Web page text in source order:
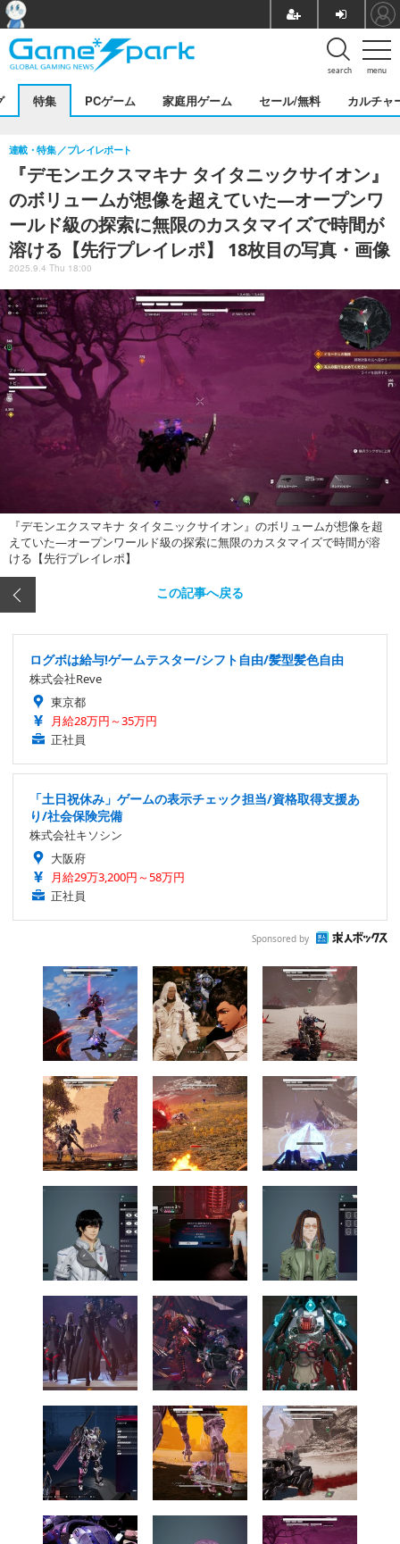
menu
search
特集 PCゲーム 家庭用ゲーム セール/無料 カルチャ
『デモンエクスマキナ タイタニックサイオン』
のボリュームが想像を超えていた―オープンワ
ールド級の探索に無限のカスタマイズで時間が
溶ける【先行プレイレポ】 18枚目の写真・画像
連載・特集 プレイレポート
2025.9.4 Thu 18:00
『デモンエクスマキナ タイタニックサイオン』のボリュームが想像を超
えていた―オープンワールド級の探索に無限のカスタマイズで時間が溶
ける【先行プレイレポ】
この記事へ戻る
ログボは給与!ゲームテスター/シフト自由/髪型髪色自由
株式会社Reve
東京都
月給28万円～35万円
正社員
「土日祝休み」ゲームの表示チェック担当/資格取得支援あ
り/社会保険完備
株式会社キソシン
大阪府
月給29万3,200円～58万円
正社員
Sponsored by